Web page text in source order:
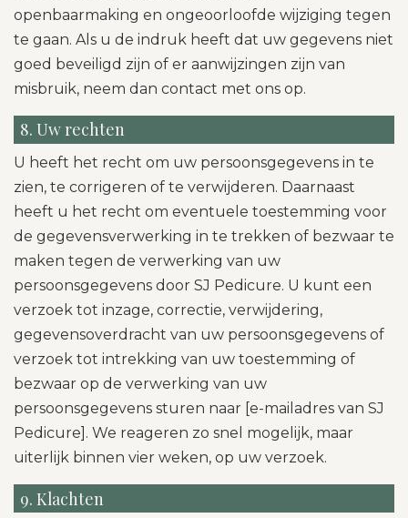
openbaarmaking en ongeoorloofde wijziging tegen
te gaan. Als u de indruk heeft dat uw gegevens niet
goed beveiligd zijn of er aanwijzingen zijn van
misbruik, neem dan contact met ons op.
8. Uw rechten
U heeft het recht om uw persoonsgegevens in te
zien, te corrigeren of te verwijderen. Daarnaast
heeft u het recht om eventuele toestemming voor
de gegevensverwerking in te trekken of bezwaar te
maken tegen de verwerking van uw
persoonsgegevens door SJ Pedicure. U kunt een
verzoek tot inzage, correctie, verwijdering,
gegevensoverdracht van uw persoonsgegevens of
verzoek tot intrekking van uw toestemming of
bezwaar op de verwerking van uw
persoonsgegevens sturen naar [e-mailadres van SJ
Pedicure]. We reageren zo snel mogelijk, maar
uiterlijk binnen vier weken, op uw verzoek.
9. Klachten